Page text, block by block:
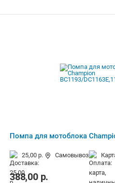
Помпа для мотоблока
25,00 р. Самовывоз
388,00р.